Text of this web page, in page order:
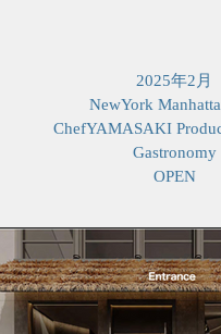
2025年2月
NewYork
​ChefYAMASAKI
Gastronomy
OPEN